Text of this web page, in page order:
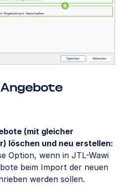
(mit gleicher
löschen und neu erstellen:
Option, wenn in JTL-Wawi
beim Import der neuen
werden sollen.